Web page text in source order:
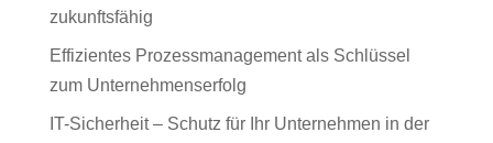
zukunftsfähig
Effizientes Prozessmanagement als Schlüssel
zum Unternehmenserfolg
IT-Sicherheit – Schutz für Ihr Unternehmen in der